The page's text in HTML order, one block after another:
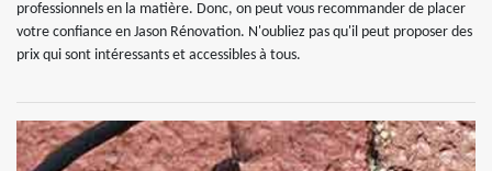
professionnels en la matière. Donc, on peut vous recommander de placer
votre confiance en Jason Rénovation. N'oubliez pas qu'il peut proposer des
prix qui sont intéressants et accessibles à tous.